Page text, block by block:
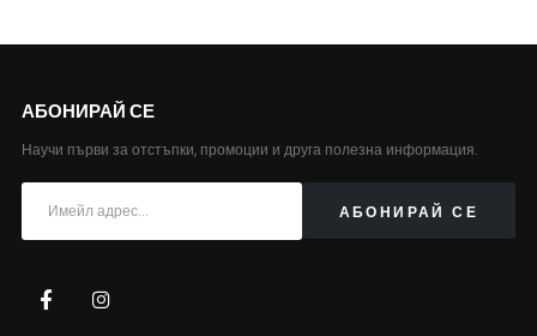
АБОНИРАЙ СЕ
Научи първи за отстъпки, промоции и друга полезна информация.